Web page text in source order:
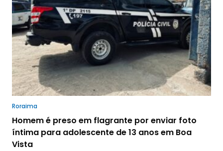
Roraima
Homem é preso em flagrante por enviar foto
íntima para adolescente de 13 anos em Boa
Vista